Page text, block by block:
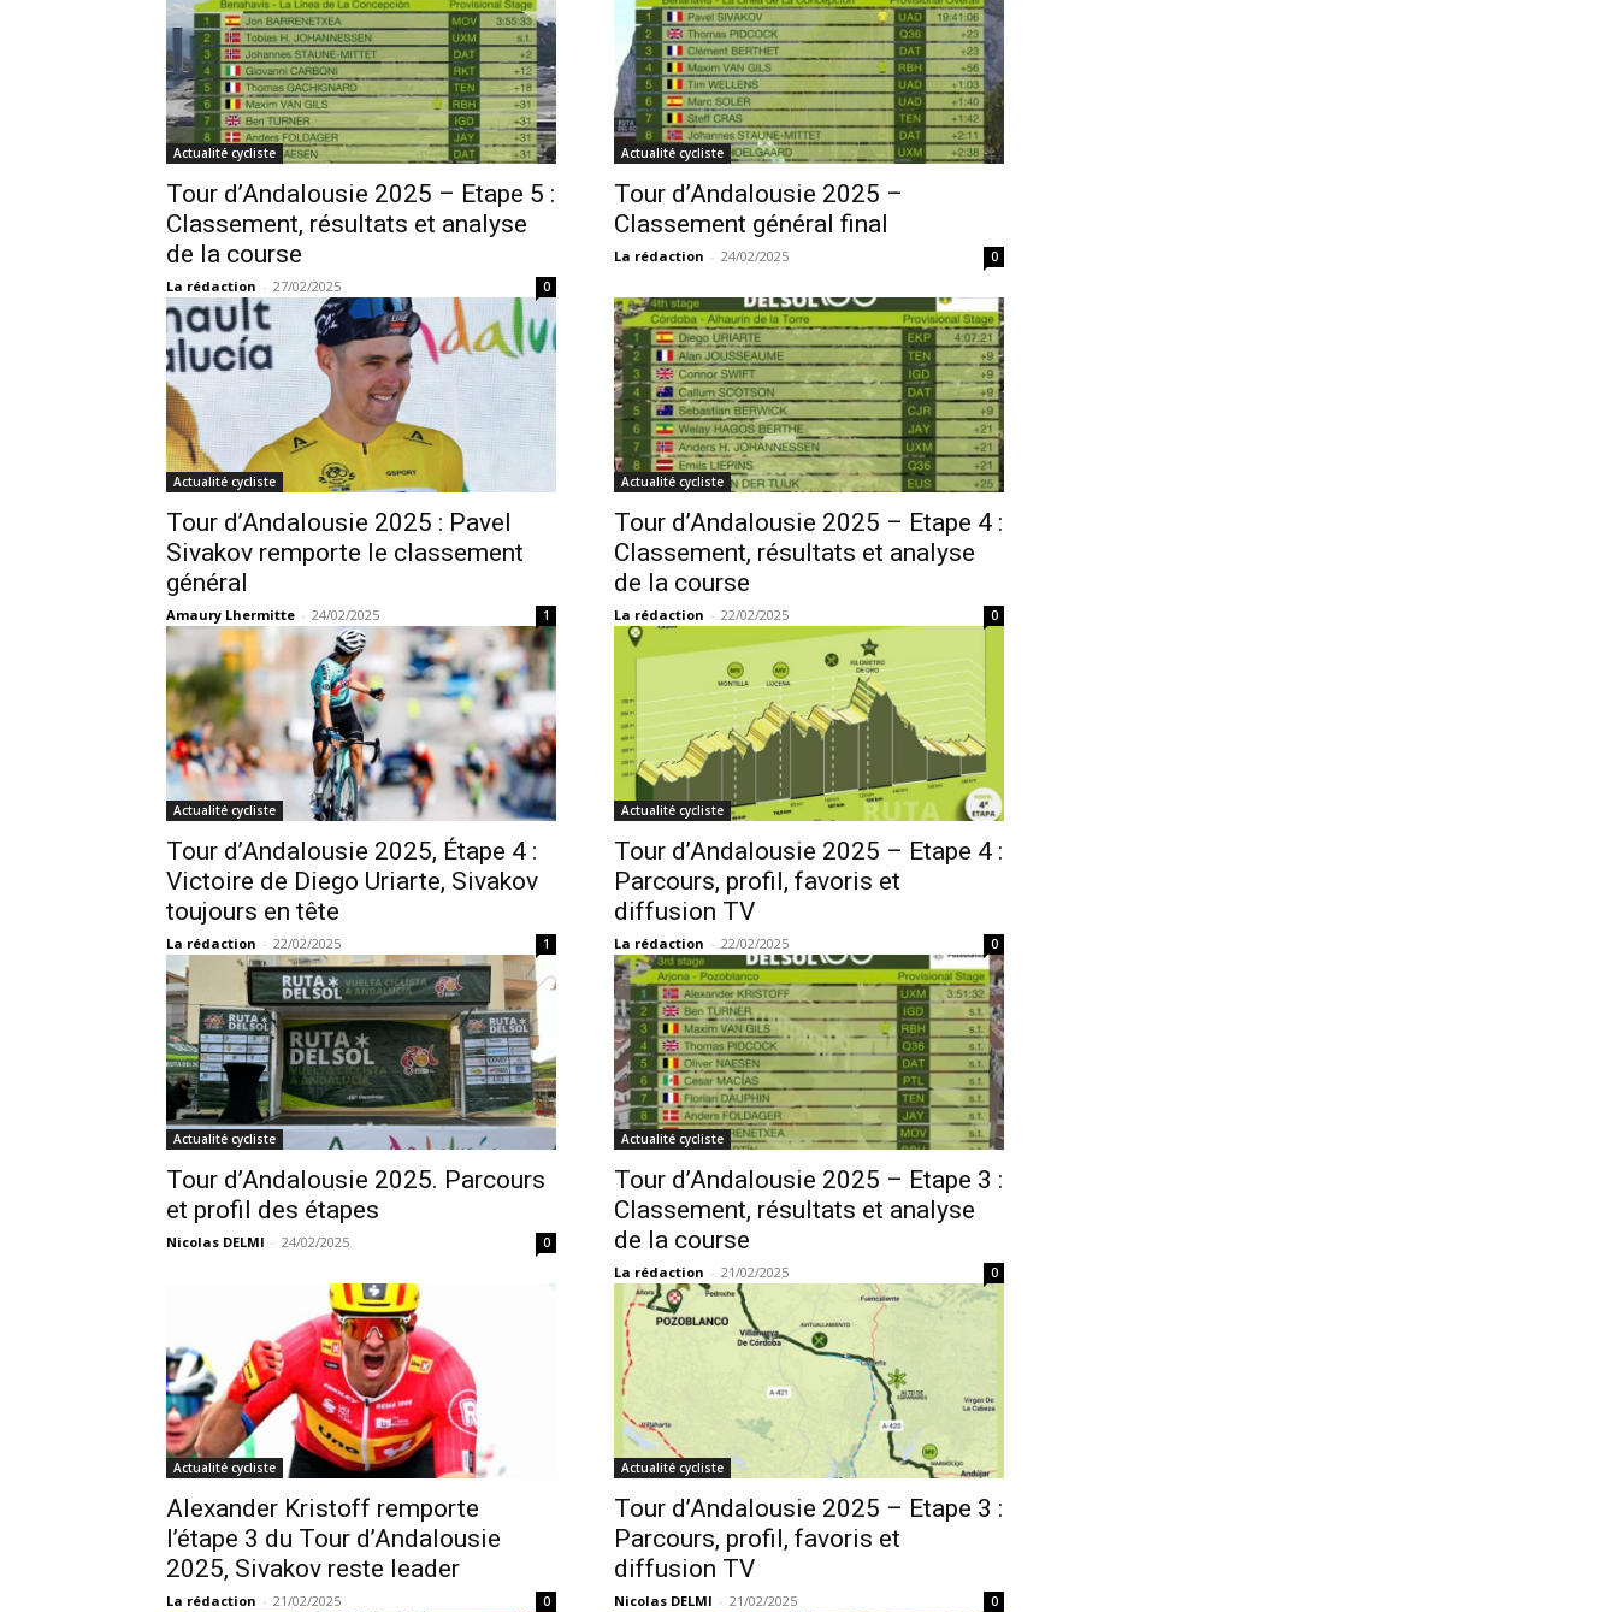
Actualité cycliste
Tour d’Andalousie 2025 – Etape 5 :
Classement, résultats et analyse
de la course
La rédaction - 27/02/2025 0
Actualité cycliste
Tour d’Andalousie 2025 –
Classement général final
La rédaction - 24/02/2025 0
Actualité cycliste
Tour d’Andalousie 2025 : Pavel
Sivakov remporte le classement
général
Amaury Lhermitte - 24/02/2025 1
Actualité cycliste
Tour d’Andalousie 2025 – Etape 4 :
Classement, résultats et analyse
de la course
La rédaction - 22/02/2025 0
Actualité cycliste
Tour d’Andalousie 2025, Étape 4 :
Victoire de Diego Uriarte, Sivakov
toujours en tête
La rédaction - 22/02/2025 1
Actualité cycliste
Tour d’Andalousie 2025 – Etape 4 :
Parcours, profil, favoris et
diffusion TV
La rédaction - 22/02/2025 0
Actualité cycliste
Tour d’Andalousie 2025. Parcours
et profil des étapes
Nicolas DELMI - 24/02/2025 0
Actualité cycliste
Tour d’Andalousie 2025 – Etape 3 :
Classement, résultats et analyse
de la course
La rédaction - 21/02/2025 0
Actualité cycliste
Alexander Kristoff remporte
l’étape 3 du Tour d’Andalousie
2025, Sivakov reste leader
La rédaction - 21/02/2025 0
Actualité cycliste
Tour d’Andalousie 2025 – Etape 3 :
Parcours, profil, favoris et
diffusion TV
Nicolas DELMI - 21/02/2025 0